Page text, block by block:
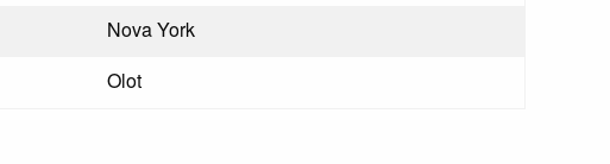
Nova York
Olot